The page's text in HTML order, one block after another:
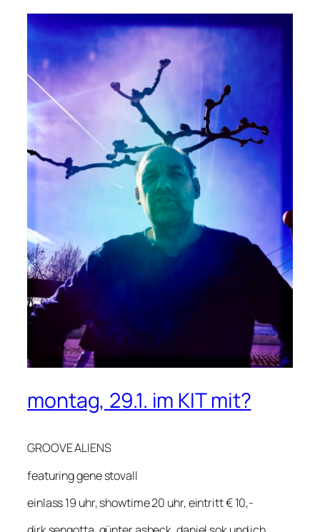
montag, 29.1. im KIT mit?
GROOVE ALIENS
featuring gene stovall
einlass 19 uhr, showtime 20 uhr, eintritt € 10,-